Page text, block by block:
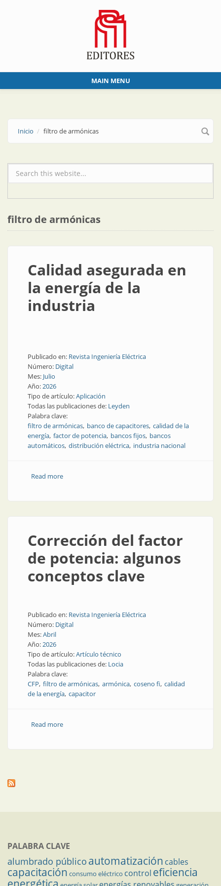
MAIN MENU
Inicio filtro de armónicas
Formulario de búsqueda
filtro de armónicas
Calidad asegurada en
la energía de la
industria
Publicado en: Revista Ingeniería Eléctrica
Número: Digital
Mes: Julio
Año:2026
Tipo de artículo:Aplicación
Todas las publicaciones de: Leyden
Palabra clave:
filtro de armónicas banco de capacitores calidad de la
energía factor de potencia bancos fijos bancos
automáticos distribución eléctrica industria nacional
Read moreabout Calidad asegurada en la energía de la industria
Corrección del factor
de potencia: algunos
conceptos clave
Publicado en: Revista Ingeniería Eléctrica
Número: Digital
Mes:Abril
Año:2026
Tipo de artículo:Artículo técnico
Todas las publicaciones de: Locia
Palabra clave:
CFP filtro de armónicas armónica coseno fi calidad
de la energía capacitor
Read moreabout Corrección del factor de potencia: algunos
PALABRA CLAVE
alumbrado público automatización cables
capacitación consumo eléctrico control eficiencia